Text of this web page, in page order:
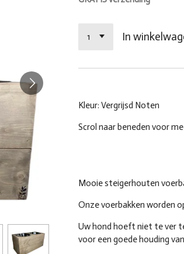
In
Kleur: Vergrijsd Noten
Scrol naar beneden voor
Mooie steigerhouten
Onze voerbakken worden
Uw hond hoeft niet te ver
voor een goede houding